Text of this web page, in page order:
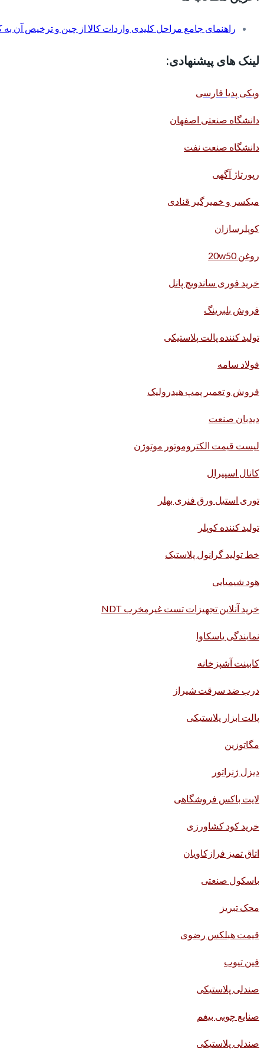
راهنمای جامع مراحل کلیدی واردات کالا از چین و ترخیص آن به
لینک های پیشنهادی:
ویکی پدیا فارسی
دانشگاه صنعتی اصفهان
دانشگاه صنعت نفت
رپورتاژ آگهی
میکسر و خمیرگیر قنادی
کوپلرسازان
روغن 20w50
خرید فوری ساندویچ پانل
فروش بلبرینگ
تولید کننده پالت پلاستیکی
فولاد سامه
فروش و تعمیر پمپ هیدرولیک
دیدبان صنعت
لیست قیمت الکتروموتور موتوژن
کانال اسپیرال
توری استیل ورق فنری بهلر
تولید کننده کوپلر
خط تولید گرانول پلاستیک
هود شیمیایی
خرید آنلاین تجهیزات تست غیرمخرب NDT
نمایندگی یاسکاوا
کابینت آشپزخانه
درب ضد سرقت شیراز
پالت ابزار پلاستیکی
مگاتوزین
دیزل ژنراتور
لایت باکس فروشگاهی
خرید کود کشاورزی
اتاق تمیز فرازکاویان
باسکول صنعتی
محک تبریز
قیمت هبلکس رضوی
فین تیوب
صندلی پلاستیکی
صنایع چوبی بیغم
صندلی پلاستیکی